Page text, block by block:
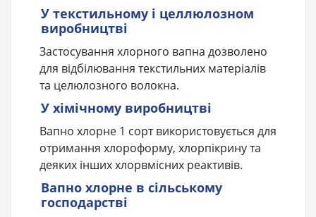
У текстильному і целлюлозном
виробництві
Застосування хлорного вапна дозволено
для відбілювання текстильних матеріалів
та целюлозного волокна.
У хімічному виробництві
Вапно хлорне 1 сорт використовується для
отримання хлороформу, хлорпікрину та
деяких інших хлорвмісних реактивів.
Вапно хлорне в сільському
господарстві